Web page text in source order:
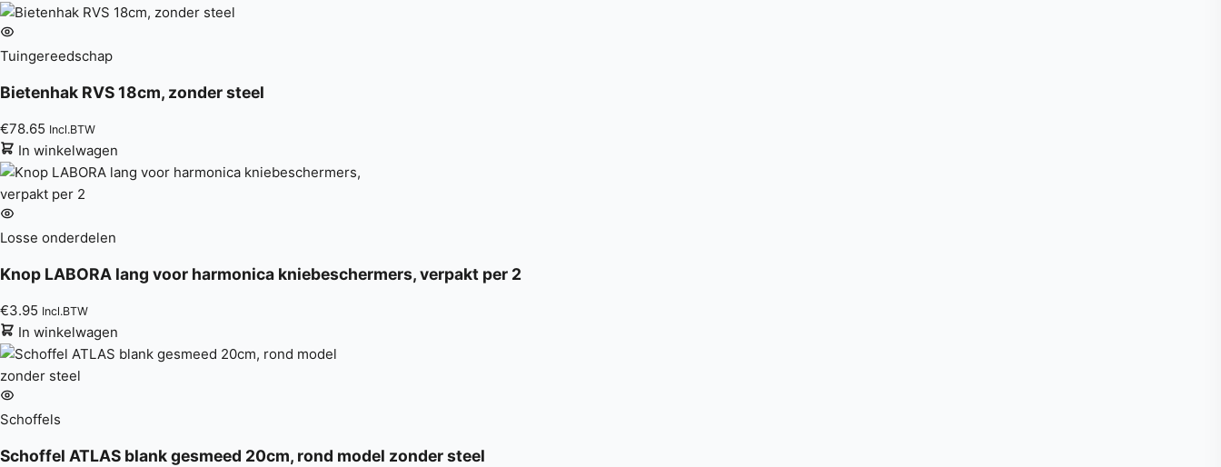
Tuingereedschap
Bietenhak RVS 18cm, zonder steel
€78.65 Incl.BTW
In winkelwagen
Losse onderdelen
Knop LABORA lang voor harmonica kniebeschermers, verpakt per 2
€3.95 Incl.BTW
In winkelwagen
Schoffels
Schoffel ATLAS blank gesmeed 20cm, rond model zonder steel